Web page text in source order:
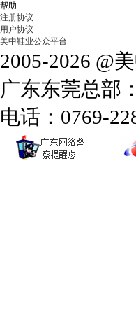
帮助
注册协议
用户协议
美中鞋业公众平台
2005-2026 @
广东东莞总部
电话：0769-